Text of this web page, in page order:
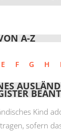
A-Z
E F G H I
Kind
sofern